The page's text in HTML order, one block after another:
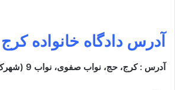
آدرس دادگاه خانواده کرج
آدرس : کرج، حج، نواب صفوی، نواب 9 (شهرک اوج کلی)